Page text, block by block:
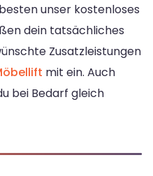
unser kostenloses
dein tatsächliches
Zusatzleistungen
mit ein. Auch
bei Bedarf gleich